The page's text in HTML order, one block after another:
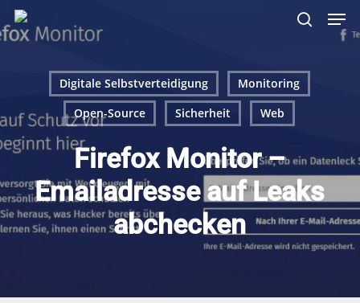
Skip
to
search
Digitale Selbstverteidigung
Monitoring
Open-Source
Sicherheit Web
Firefox Monitor –
Emailadresse auf Leaks
abchecken
Menu